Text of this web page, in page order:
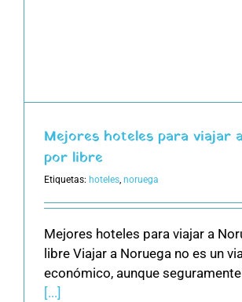
Mejores hoteles para viajar
por libre
Etiquetas: hoteles, noruega
Mejores hoteles para viajar a
libre Viajar a Noruega no es un
económico, aunque
[...]